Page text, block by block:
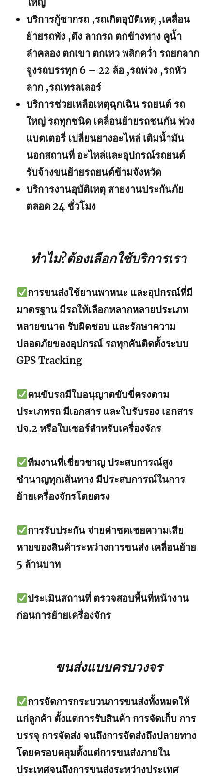
บริการกู้ซากรถ ,รถเกิดอุบัติเหตุ ,เคลื่อน
ย้ายรถพัง ,ดึง ลากรถ ตกข้างทาง คูน้ำ
ลำคลอง ตกเขา ตกเหว พลิกคว่ำ รถยกลาก
จูงรถบรรทุก 6 – 22 ล้อ ,รถพ่วง ,รถหัว
ลาก ,รถเทรลเลอร์
บริการช่วยเหลือเหตุฉุกเฉิน รถยนต์ รถ
ใหญ่ รถทุกชนิด เคลื่อนย้ายรถชนกัน พ่วง
แบตเตอรี่ เปลี่ยนยางอะไหล่ เติมน้ำมัน
นอกสถานที่ อะไหล่และอุปกรณ์รถยนต์
รับจ้างขนย้ายรถยนต์ข้ามจังหวัด
บริการงานอุบัติเหตุ สายงานประกันภัย
ตลอด 24 ชั่วโมง
ทำไม?ต้องเลือกใช้บริการเรา
การขนส่งใช้ยานพาหนะ และอุปกรณ์ที่มี
มาตรฐาน มีรถให้เลือกหลากหลายประเภท
หลายขนาด รับผิดชอบ และรักษาความ
ปลอดภัยของอุปกรณ์ รถทุกคันติดตั้งระบบ
GPS Tracking
คนขับรถมีใบอนุญาตขับขี่ตรงตาม
ประเภทรถ มีเอกสาร และใบรับรอง เอกสาร
ปจ.2 หรือใบเซอร์สำหรับเครื่องจักร
ทีมงานที่เชี่ยวชาญ ประสบการณ์สูง
ชำนาญทุกเส้นทาง มีประสบการณ์ในการ
ย้ายเครื่องจักรโดยตรง
การรับประกัน จ่ายค่าชดเชยความเสีย
หายของสินค้าระหว่างการขนส่ง เคลื่อนย้าย
5 ล้านบาท
ประเมินสถานที่ ตรวจสอบพื้นที่หน้างาน
ก่อนการย้ายเครื่องจักร
ขนส่งแบบครบวงจร
การจัดการกระบวนการขนส่งทั้งหมดให้
แก่ลูกค้า ตั้งแต่การรับสินค้า การจัดเก็บ การ
บรรจุ การจัดส่ง จนถึงการจัดส่งถึงปลายทาง
โดยครอบคลุมตั้งแต่การขนส่งภายใน
ประเทศจนถึงการขนส่งระหว่างประเทศ